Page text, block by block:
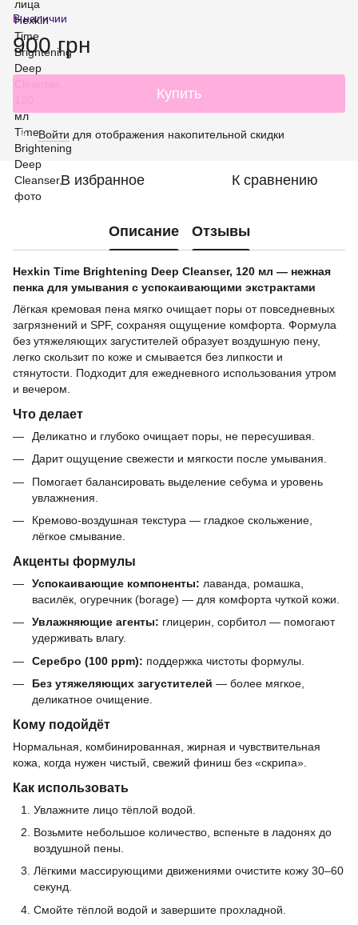
В наличии
900 грн
Купить
% Войти для отображения накопительной скидки
В избранное К сравнению
Описание Отзывы
Hexkin Time Brightening Deep Cleanser, 120 мл — нежная
пенка для умывания с успокаивающими экстрактами
Лёгкая кремовая пена мягко очищает поры от повседневных
загрязнений и SPF, сохраняя ощущение комфорта. Формула
без утяжеляющих загустителей образует воздушную пену,
легко скользит по коже и смывается без липкости и
стянутости. Подходит для ежедневного использования утром
и вечером.
Что делает
Деликатно и глубоко очищает поры, не пересушивая.
Дарит ощущение свежести и мягкости после умывания.
Помогает балансировать выделение себума и уровень
увлажнения.
Кремово-воздушная текстура — гладкое скольжение,
лёгкое смывание.
Акценты формулы
Успокаивающие компоненты: лаванда, ромашка,
василёк, огуречник (borage) — для комфорта чуткой кожи.
Увлажняющие агенты: глицерин, сорбитол — помогают
удерживать влагу.
Серебро (100 ppm): поддержка чистоты формулы.
Без утяжеляющих загустителей — более мягкое,
деликатное очищение.
Кому подойдёт
Нормальная, комбинированная, жирная и чувствительная
кожа, когда нужен чистый, свежий финиш без «скрипа».
Как использовать
Увлажните лицо тёплой водой.
Возьмите небольшое количество, вспеньте в ладонях до
воздушной пены.
Лёгкими массирующими движениями очистите кожу 30–60
секунд.
Смойте тёплой водой и завершите прохладной.